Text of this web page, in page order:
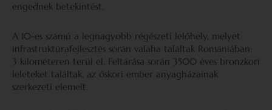
engednek betekintést.
A 10-es számú a legnagyobb régészeti lelőhely, melyet
infrastruktúrafejlesztés során valaha találtak Romániában:
3 kilométeren terül el. Feltárása során 3500 éves bronzkori
leleteket találtak, az őskori ember anyagházainak
szerkezeti elemeit.